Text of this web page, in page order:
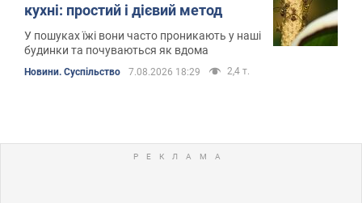
кухні: простий і дієвий метод
У пошуках їжі вони часто проникають у наші
будинки та почуваються як вдома
Новини. Суспільство 7.08.2026 18:29 2,4 т.